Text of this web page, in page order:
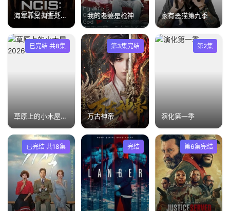
海军罪案调查处：悉尼第二季 我的老婆是枪神 家有恶猫第九季
已完结 共8集
草原上的小木屋2026
第3集完结
万古神帝
第2集
演化第一季
已完结 共18集 完结 第6集完结